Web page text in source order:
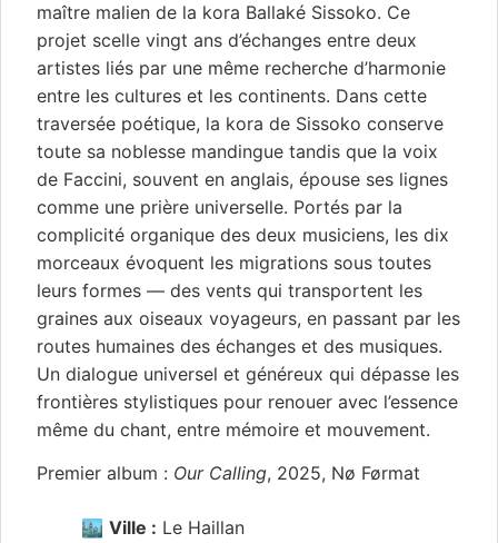
maître malien de la kora Ballaké Sissoko. Ce
projet scelle vingt ans d’échanges entre deux
artistes liés par une même recherche d’harmonie
entre les cultures et les continents. Dans cette
traversée poétique, la kora de Sissoko conserve
toute sa noblesse mandingue tandis que la voix
de Faccini, souvent en anglais, épouse ses lignes
comme une prière universelle. Portés par la
complicité organique des deux musiciens, les dix
morceaux évoquent les migrations sous toutes
leurs formes — des vents qui transportent les
graines aux oiseaux voyageurs, en passant par les
routes humaines des échanges et des musiques.
Un dialogue universel et généreux qui dépasse les
frontières stylistiques pour renouer avec l’essence
même du chant, entre mémoire et mouvement.
Premier album : Our Calling, 2025, Nø Førmat
🏙️ Ville : Le Haillan